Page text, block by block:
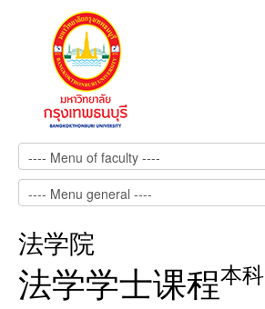
法学院
本科
法学学士课程